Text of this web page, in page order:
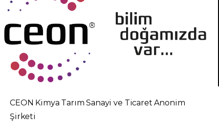
CEON Kimya Tarım Sanayi ve Ticaret Anonim
Şirketi